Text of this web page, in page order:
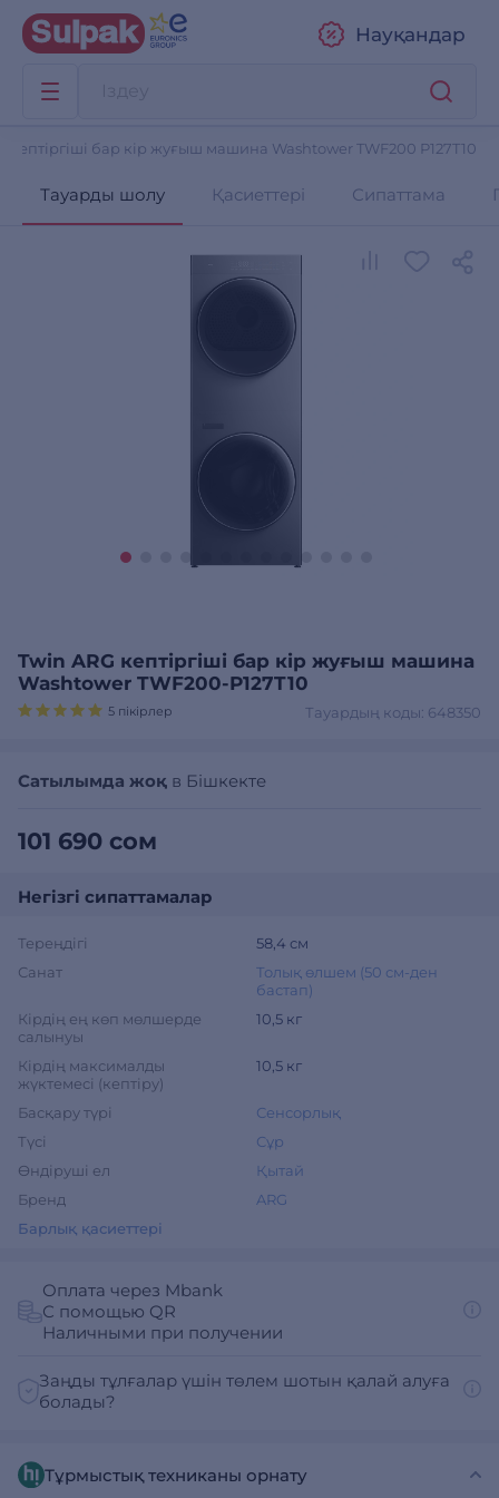
Науқандар
кептіргіші бар кір жуғыш машина Washtower TWF200 P127T10
Тауарды шолу Қасиеттері Сипаттама
Twin ARG кептіргіші бар кір жуғыш машина
Washtower TWF200-P127T10
Тауардың коды: 648350
5 пікірлер
Сатылымда жоқ в Бішкекте
101 690 сом
Негізгі сипаттамалар
Тереңдігі
58,4 см
Санат
Толық өлшем (50 см-ден
бастап)
Кірдің ең көп мөлшерде
салынуы
10,5 кг
Кірдің максималды
жүктемесі (кептіру)
10,5 кг
Басқару түрі
Сенсорлық
Түсі
Сұр
Өндіруші ел
Қытай
Бренд
ARG
Барлық қасиеттері
Оплата через Mbank
С помощью QR
Наличными при получении
Заңды тұлғалар үшін төлем шотын қалай алуға
болады?
Тұрмыстық техниканы орнату